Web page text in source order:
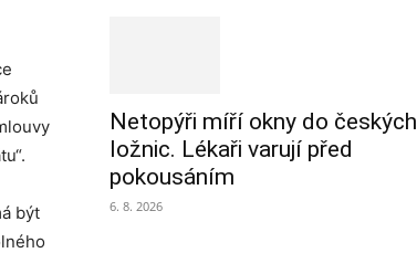
být
Netopýři míří okny do českých
ložnic. Lékaři varují před
pokousáním
6. 8. 2026